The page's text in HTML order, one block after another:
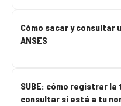
Cómo sacar y consultar
ANSES
SUBE: cómo registrar
consultar si está a tu